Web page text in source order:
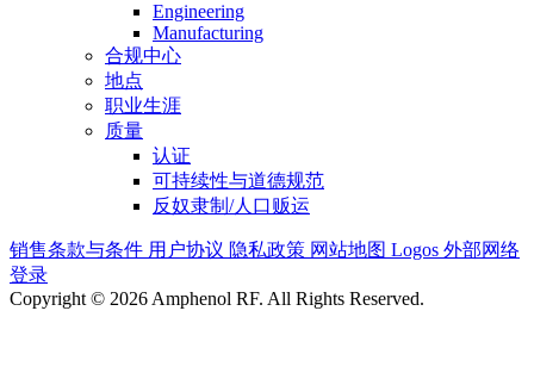
Engineering
Manufacturing
合规中心
地点
职业生涯
质量
认证
可持续性与道德规范
反奴隶制/人口贩运
销售条款与条件 用户协议 隐私政策 网站地图 Logos 外部网络
登录
Copyright © 2026 Amphenol RF. All Rights Reserved.